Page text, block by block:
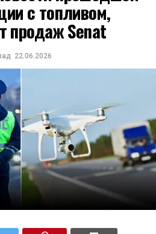
с топливом,
продаж Senat
22.06.2026